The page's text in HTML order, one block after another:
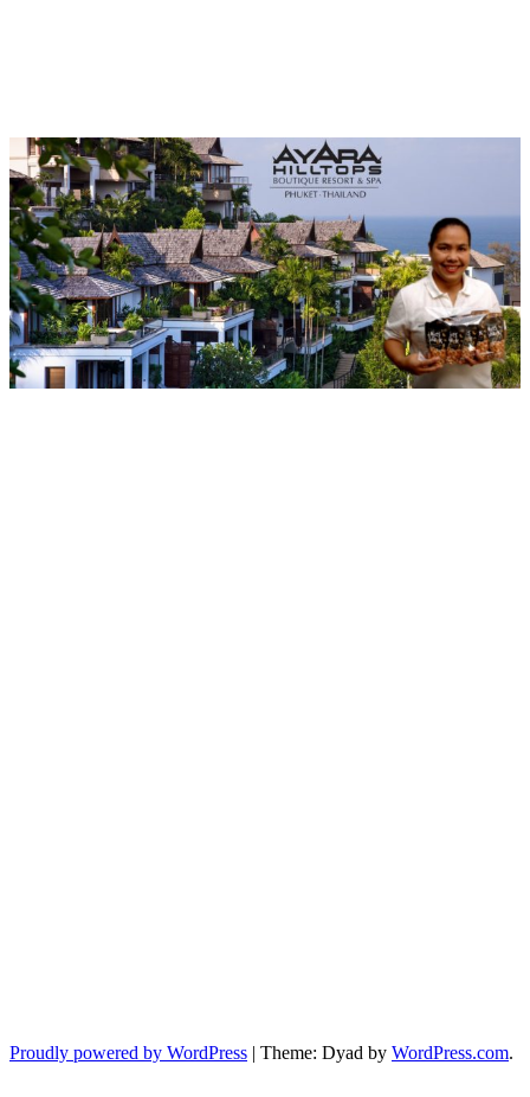
Proudly powered by WordPress | Theme: Dyad by WordPress.com.